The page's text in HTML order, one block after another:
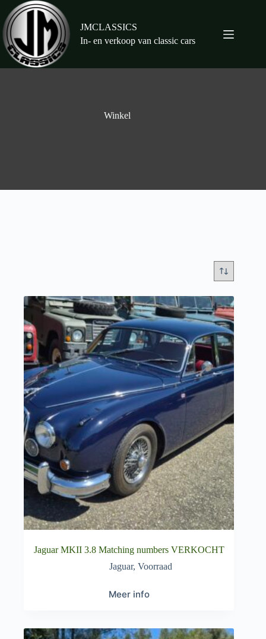
naar
de
inhoud
JMCLASSICS
In- en verkoop van classic cars
Winkel
Jaguar MKII 3.8 Matching numbers VERKOCHT
Jaguar,Voorraad
Meer info